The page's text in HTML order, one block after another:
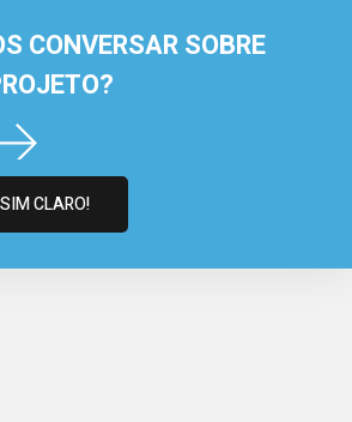
CONVERSAR SOBRE
SIM CLARO!